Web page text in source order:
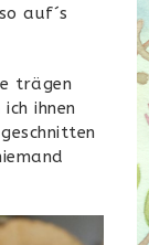
auf´s
trägen
ihnen